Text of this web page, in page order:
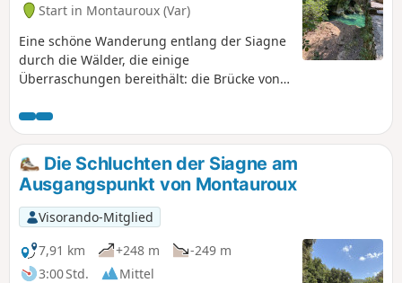
Start in Montauroux (Var)
Eine schöne Wanderung entlang der Siagne
durch die Wälder, die einige
Überraschungen bereithält: die Brücke von
Strand, zahlreiche Ruinen, die von einer
landwirtschaftlichen Aktivität in der
Vergangenheit zeugen und ein
mehrhundertjähriger Eichenwald, der den
Märchenwäldern in nichts nachsteht.
Kurzum, eine perfekte Runtour für
Naturliebhaber, die auf der Suche nach
einer Erfrischung sind und ein belebendes
Bad nehmen möchten.
Die Schluchten der Siagne am
Ausgangspunkt von Montauroux
Visorando-Mitglied
7,91 km
+248 m
-249 m
3:00 Std.
Mittel